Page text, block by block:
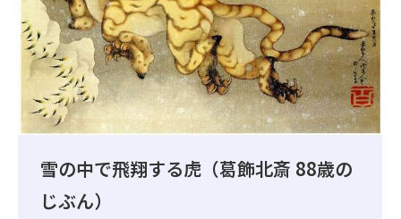
雪の中で飛翔する虎（葛飾北斎 88歳の
じぶん）